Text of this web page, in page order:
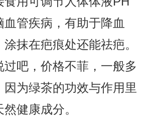
管疾病，有助于降血
抹在疤痕处还能祛疤。
过吧，价格不菲，一般多
因为绿茶的功效与作用里
健康成分。